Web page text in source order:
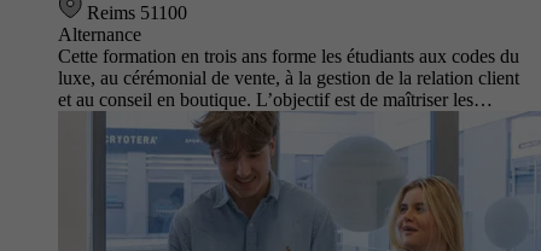
Reims 51100
Alternance
Cette formation en trois ans forme les étudiants aux codes du
luxe, au cérémonial de vente, à la gestion de la relation client
et au conseil en boutique. L’objectif est de maîtriser les…